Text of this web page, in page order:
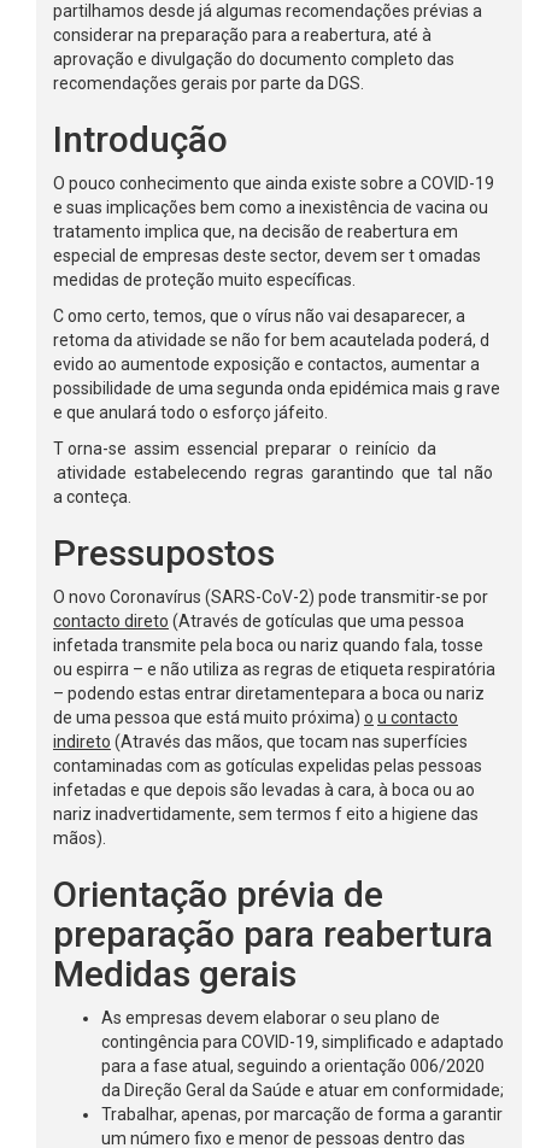
partilhamos desde já algumas recomendações prévias a
considerar na preparação para a reabertura, até à
aprovação e divulgação do documento completo das
recomendações gerais por parte da DGS.
Introdução
O pouco conhecimento que ainda existe sobre a COVID-19
e suas implicações bem como a inexistência de vacina ou
tratamento implica que, na decisão de reabertura em
especial de empresas deste sector, devem ser t omadas
medidas de proteção muito específicas.
C omo certo, temos, que o vírus não vai desaparecer, a
retoma da atividade se não for bem acautelada poderá, d
evido ao aumentode exposição e contactos, aumentar a
possibilidade de uma segunda onda epidémica mais g rave
e que anulará todo o esforço jáfeito.
T orna-se assim essencial preparar o reinício da
atividade estabelecendo regras garantindo que tal não
a conteça.
Pressupostos
O novo Coronavírus (SARS-CoV-2) pode transmitir-se por
contacto direto (Através de gotículas que uma pessoa
infetada transmite pela boca ou nariz quando fala, tosse
ou espirra – e não utiliza as regras de etiqueta respiratória
– podendo estas entrar diretamentepara a boca ou nariz
de uma pessoa que está muito próxima) o u contacto
indireto (Através das mãos, que tocam nas superfícies
contaminadas com as gotículas expelidas pelas pessoas
infetadas e que depois são levadas à cara, à boca ou ao
nariz inadvertidamente, sem termos f eito a higiene das
mãos).
Orientação prévia de
preparação para reabertura
Medidas gerais
As empresas devem elaborar o seu plano de
contingência para COVID-19, simplificado e adaptado
para a fase atual, seguindo a orientação 006/2020
da Direção Geral da Saúde e atuar em conformidade;
Trabalhar, apenas, por marcação de forma a garantir
um número fixo e menor de pessoas dentro das